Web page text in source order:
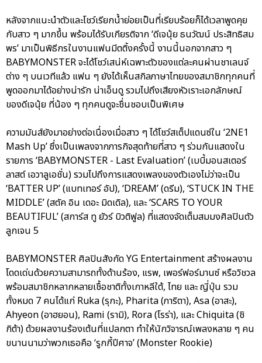
หลังจากแนะนำตัวและโชว์เรียกน้ำย่อยเป็นที่เรียบร้อยก็ได้เวลาพูดคุย
กับสาว ๆ มากขึ้น พร้อมได้รับเกียรติจาก ‘ดีเจนุ้ย ธนวัฒน์ ประสิทธิสม
พร’ มาเป็นพิธีกรในงานแฟนมีตติ้งครั้งนี้ งานนี้นอกจากสาว ๆ
BABYMONSTER จะได้โชว์เสน่ห์เฉพาะตัวของแต่ละคนผ่านชาเลนจ์
ต่าง ๆ บนเวทีแล้ว แฟน ๆ ยังได้เห็นสกิลภาษาไทยของสมาชิกทุกคนที่
พูดออกมาได้อย่างน่ารัก น่าเอ็นดู รวมไปถึงเสียงหัวเราะเอกลักษณ์
ของดีเจนุ้ย ที่น้อง ๆ ทุกคนดูจะชื่นชอบเป็นพิเศษ
ความมันส์ยังมาอย่างต่อเนื่องเมื่อสาว ๆ ได้โชว์สเต็ปแดนซ์ใน ‘2NE1
Mash Up’ ซึ่งเป็นเพลงจากภารกิจสุดท้ายที่สาว ๆ ร่วมกันแสดงใน
รายการ ‘BABYMONSTER - Last Evaluation’ (เบบี้มอนสเตอร์
ลาสต์ เอวาลูเอชั่น) รวมไปถึงการแสดงเพลงของตัวเองไม่ว่าจะเป็น
‘BATTER UP’ (แบทเทอร์ อัป), ‘DREAM’ (ดรีม), ‘STUCK IN THE
MIDDLE’ (สตัค อิน เดอะ มิดเดิล), และ ‘SCARS TO YOUR
BEAUTIFUL’ (สการ์ส ทู ยัวร์ บิวติฟูล) ที่แสดงจัดเต็มสมมงศิลปินตัว
ลูกเจน 5
BABYMONSTER ศิลปินสังกัด YG Entertainment สร้างผลงาน
โดดเด่นด้วยความสามารถทั้งด้านร้อง, แรพ, เพอร์ฟอร์มานซ์ หรือวิชวล
พร้อมสมาชิกหลากหลายเชื้อชาติทั้งเกาหลีใต้, ไทย และ ญี่ปุ่น รวม
ทั้งหมด 7 คนได้แก่ Ruka (รุกะ), Pharita (ภาริตา), Asa (อาสะ),
Ahyeon (อาฮยอน), Rami (รามิ), Rora (โรร่า), และ Chiquita (ชิ
กิต้า) ด้วยผลงานร้องเต้นที่แปลกตา ทำให้นักวิจารณ์เพลงหลาย ๆ คน
ขนานนามว่าพวกเธอคือ ‘รูกกี้ปีศาจ’ (Monster Rookie)